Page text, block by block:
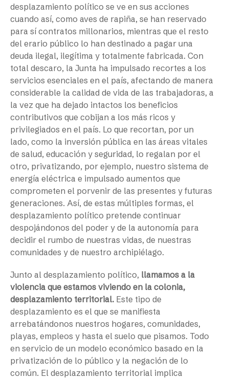
desplazamiento político se ve en sus acciones
cuando así, como aves de rapiña, se han reservado
para sí contratos millonarios, mientras que el resto
del erario público lo han destinado a pagar una
deuda ilegal, ilegítima y totalmente fabricada. Con
total descaro, la Junta ha impulsado recortes a los
servicios esenciales en el país, afectando de manera
considerable la calidad de vida de las trabajadoras, a
la vez que ha dejado intactos los beneficios
contributivos que cobijan a los más ricos y
privilegiados en el país. Lo que recortan, por un
lado, como la inversión pública en las áreas vitales
de salud, educación y seguridad, lo regalan por el
otro, privatizando, por ejemplo, nuestro sistema de
energía eléctrica e impulsado aumentos que
comprometen el porvenir de las presentes y futuras
generaciones. Así, de estas múltiples formas, el
desplazamiento político pretende continuar
despojándonos del poder y de la autonomía para
decidir el rumbo de nuestras vidas, de nuestras
comunidades y de nuestro archipiélago.
Junto al desplazamiento político, llamamos a la
violencia que estamos viviendo en la colonia,
desplazamiento territorial. Este tipo de
desplazamiento es el que se manifiesta
arrebatándonos nuestros hogares, comunidades,
playas, empleos y hasta el suelo que pisamos. Todo
en servicio de un modelo económico basado en la
privatización de lo público y la negación de lo
común. El desplazamiento territorial implica